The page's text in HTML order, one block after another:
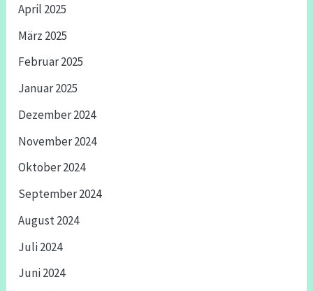
April 2025
März 2025
Februar 2025
Januar 2025
Dezember 2024
November 2024
Oktober 2024
September 2024
August 2024
Juli 2024
Juni 2024